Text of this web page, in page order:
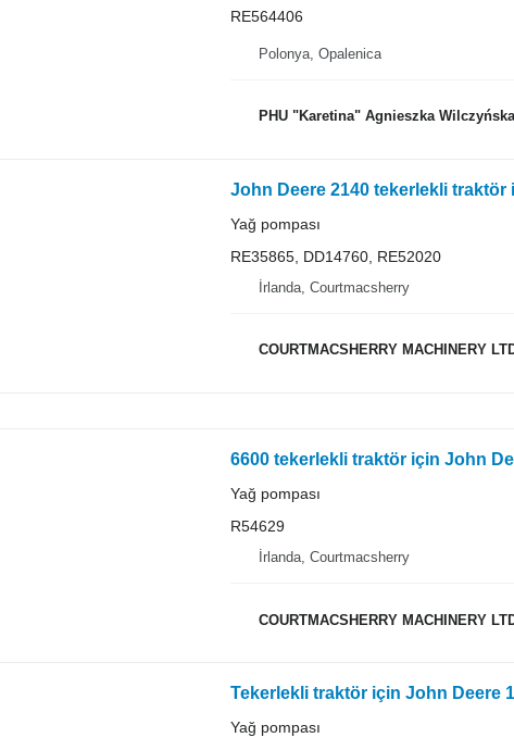
RE564406
Polonya, Opalenica
PHU "Karetina" Agnieszka Wilczyńska
Yağ pompası
RE35865, DD14760, RE52020
İrlanda, Courtmacsherry
COURTMACSHERRY MACHINERY
Yağ pompası
R54629
İrlanda, Courtmacsherry
COURTMACSHERRY MACHINERY
Yağ pompası